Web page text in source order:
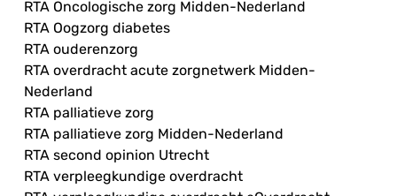
RTA Oncologische zorg Midden-Nederland
RTA Oogzorg diabetes
RTA ouderenzorg
RTA overdracht acute zorgnetwerk Midden-
Nederland
RTA palliatieve zorg
RTA palliatieve zorg Midden-Nederland
RTA second opinion Utrecht
RTA verpleegkundige overdracht